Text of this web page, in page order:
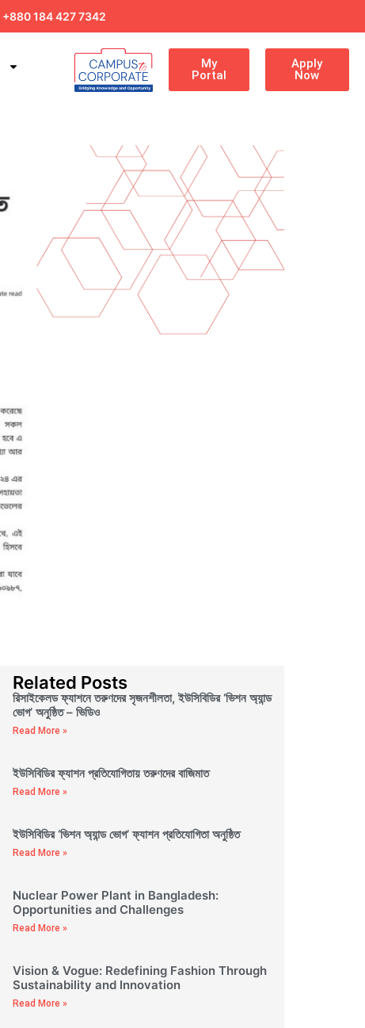
+880 184 427 7342
My
Portal
Apply
Now
Related Posts
রিসাইকেলড ফ্যাশনে তরুণদের সৃজনশীলতা, ইউসিবিডির ‘ভিশন অ্যান্ড
ভোগ’ অনুষ্ঠিত – ভিডিও
Read More »
ইউসিবিডির ফ্যাশন প্রতিযোগিতায় তরুণদের বাজিমাত
Read More »
ইউসিবিডির ‘ভিশন অ্যান্ড ভোগ’ ফ্যাশন প্রতিযোগিতা অনুষ্ঠিত
Read More »
Nuclear Power Plant in Bangladesh:
Opportunities and Challenges
Read More »
Vision & Vogue: Redefining Fashion Through
Sustainability and Innovation
Read More »